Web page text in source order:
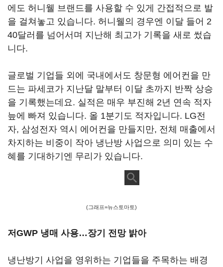
에도 허니웰 브랜드를 사용할 수 있게 간접적으로 발
을 걸쳐놓고 있습니다. 허니웰의 경우엔 이달 들어 2
40달러를 넘어서며 지난해 최고가 기록을 새로 썼습
니다.
글로벌 기업들 외에 국내에서도 창문형 에어컨을 만
드는 파세코가 지난달 말부터 이달 초까지 반짝 상승
을 기록했는데요. 실적은 매우 부진해 2년 연속 적자
늪에 빠져 있습니다. 올 1분기도 적자입니다. LG전
자, 삼성전자 역시 에어컨을 만들지만, 전체 매출에서
차지하는 비중이 작아 냉난방 사업으로 의미 있는 수
혜를 기대하기엔 무리가 있습니다.
(그래프=뉴스토마토)
저GWP 냉매 사용…장기 전망 밝아
냉난방기 사업을 영위하는 기업들을 주목하는 배경